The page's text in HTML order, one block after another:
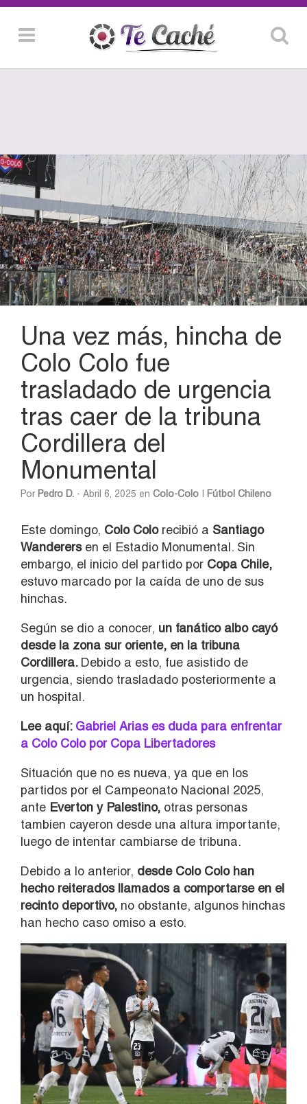
Una vez más, hincha de
Colo Colo fue
trasladado de urgencia
tras caer de la tribuna
Cordillera del
Monumental
Por Pedro D. - Abril 6, 2025 en Colo-Colo Fútbol Chileno
Este domingo, Colo Colorecibió a Santiago
Wanderersen el Estadio Monumental. Sin
embargo, el inicio del partido por Copa Chile,
estuvo marcado por la caída de uno de sus
hinchas.
Según se dio a conocer, un fanático albo cayó
desde la zona sur oriente, en la tribuna
Cordillera. Debido a esto, fue asistido de
urgencia, siendo trasladado posteriormente a
un hospital.
Lee aquí: Gabriel Arias es duda para enfrentar
a Colo Colo por Copa Libertadores
Situación que no es nueva, ya que en los
partidos por el Campeonato Nacional 2025,
ante Everton y Palestino, otras personas
tambien cayeron desde una altura importante,
luego de intentar cambiarse de tribuna.
Debido a lo anterior, desde Colo Colo han
hecho reiterados llamados a comportarse en el
recinto deportivo, no obstante, algunos hinchas
han hecho caso omiso a esto.